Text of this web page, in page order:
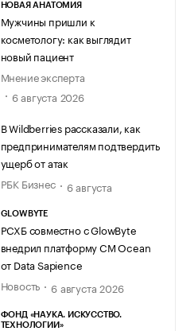
НОВАЯ АНАТОМИЯ
Мужчины пришли к
косметологу: как выглядит
новый пациент
Мнение эксперта
6 августа 2026
В Wildberries рассказали, как
предпринимателям подтвердить
ущерб от атак
РБК Бизнес
6 августа
GLOWBYTE
РСХБ совместно с GlowByte
внедрил платформу CM Ocean
от Data Sapience
Новость
6 августа 2026
ФОНД «НАУКА. ИСКУССТВО.
ТЕХНОЛОГИИ»